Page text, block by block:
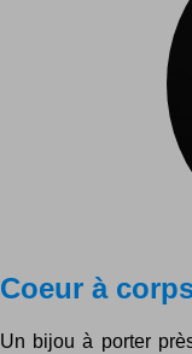
Coeur à
Un bijou à porter